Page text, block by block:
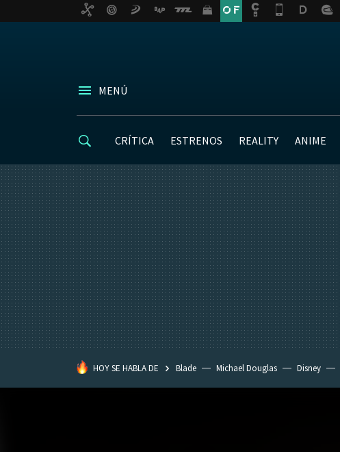
MENÚ
CRÍTICA ESTRENOS REALITY ANIME
HOY SE HABLA DE Blade Michael Douglas Disney